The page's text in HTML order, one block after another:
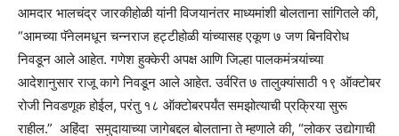
आमदार भालचंद्र जारकीहोळी यांनी विजयानंतर माध्यमांशी बोलताना सांगितले की,
“आमच्या पॅनेलमधून चन्नराज हट्टीहोळी यांच्यासह एकूण ७ जण बिनविरोध
निवडून आले आहेत. गणेश हुक्केरी अपक्ष आणि जिल्हा पालकमंत्र्यांच्या
आदेशानुसार राजू कागे निवडून आले आहेत. उर्वरित ७ तालुक्यांसाठी १९ ऑक्टोबर
रोजी निवडणूक होईल, परंतु १८ ऑक्टोबरपर्यंत समझोत्याची प्रक्रिया सुरू
राहील.” अहिंदा समुदायाच्या जागेबद्दल बोलताना ते म्हणाले की, “लोकर उद्योगाची